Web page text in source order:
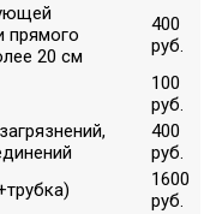
прямого
20 см
400
руб.
100
руб.
400
руб.
1600
руб.